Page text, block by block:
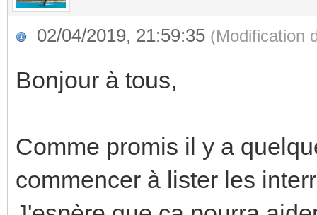
02/04/2019, 21:59:35 (Modification
Bonjour à tous,
Comme promis il y a
commencer à lister les